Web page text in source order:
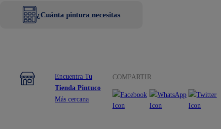
¿Cuánta pintura necesitas
Encuentra Tu
Tienda Pintuco
Más cercana
COMPARTIR